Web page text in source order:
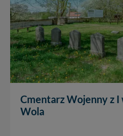
Cmentarz Wojenny z
Wola